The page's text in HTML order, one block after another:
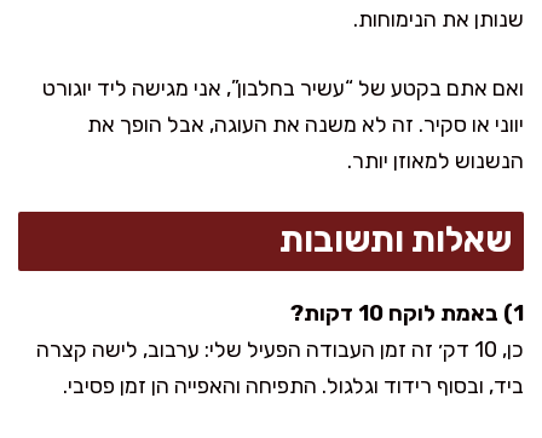
שנותן את הנימוחות.
ואם אתם בקטע של “עשיר בחלבון”, אני מגישה ליד יוגורט
יווני או סקיר. זה לא משנה את העוגה, אבל הופך את
הנשנוש למאוזן יותר.
שאלות ותשובות
1) באמת לוקח 10 דקות?
כן, 10 דק׳ זה זמן העבודה הפעיל שלי: ערבוב, לישה קצרה
ביד, ובסוף רידוד וגלגול. התפיחה והאפייה הן זמן פסיבי.